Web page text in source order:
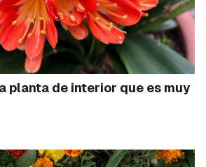
planta de interior que es muy